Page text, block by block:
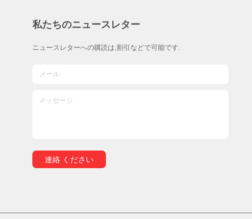
私たちのニュースレター
ニュースレターへの購読は,割引などで可能です.
連絡 ください